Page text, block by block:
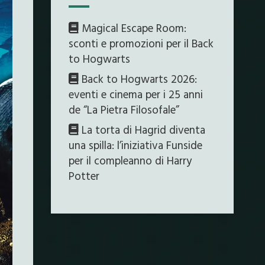
Magical Escape Room:
sconti e promozioni per il Back
to Hogwarts
Back to Hogwarts 2026:
eventi e cinema per i 25 anni
de “La Pietra Filosofale”
La torta di Hagrid diventa
una spilla: l’iniziativa Funside
per il compleanno di Harry
Potter